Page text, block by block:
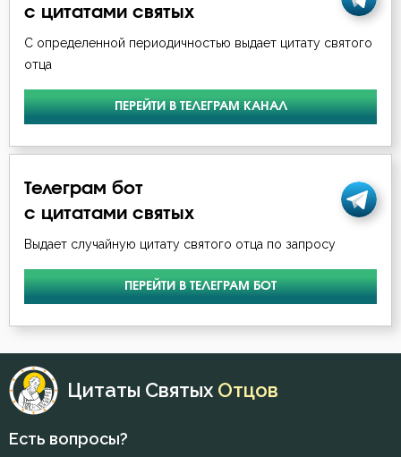
Совесть
Совет
Спокойствие
Суета
Уныние
Чтение
с цитатами святых
С определенной периодичностью выдает цитату святого
отца
ПЕРЕЙТИ В ТЕЛЕГРАМ КАНАЛ
Телеграм бот
с цитатами святых
Выдает случайную цитату святого отца по запросу
ПЕРЕЙТИ В ТЕЛЕГРАМ БОТ
Цитаты Святых Отцов
Есть вопросы?